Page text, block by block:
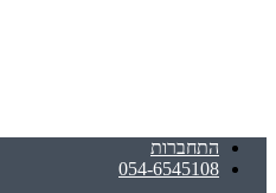
התחברות
054-6545108